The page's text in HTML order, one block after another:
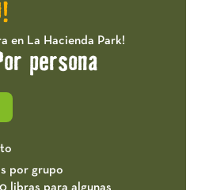
en La Hacienda Park!
persona
por grupo
libras para algunas